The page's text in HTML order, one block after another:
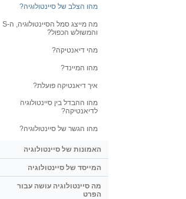
מהו הצלב של סיינטולוגיה?
מה מייצג סמל הסיינטולוגיה, ה-S
והמשולש הכפול?
מהי דיאנטיקה?
מהו המיינד?
איך דיאנטיקה פועלת?
מהו ההבדל בין סיינטולוגיה
לדיאנטיקה?
מהו הגשר של סיינטולוגיה?
האמונות של סיינטולוגיה
המייסד של סיינטולוגיה
מה סיינטולוגיה עושה עבור
הפרט